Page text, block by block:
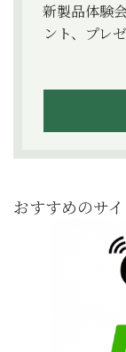
新製品体験
ント、プレ
おすすめのサイ